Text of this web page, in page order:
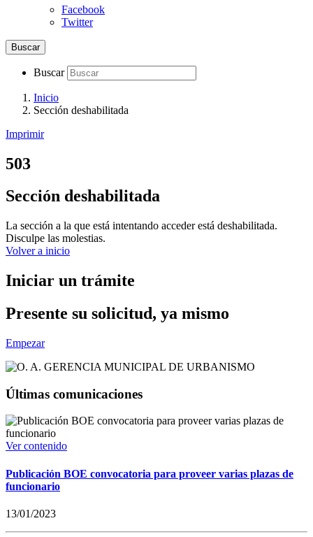
Facebook
Twitter
Buscar
Buscar
Inicio
Sección deshabilitada
Imprimir
503
Sección deshabilitada
La sección a la que está intentando acceder está deshabilitada.
Disculpe las molestias.
Volver a inicio
Iniciar un trámite
Presente su solicitud, ya mismo
Empezar
Últimas comunicaciones
Ver contenido
Publicación BOE convocatoria para proveer varias plazas de
funcionario
13/01/2023